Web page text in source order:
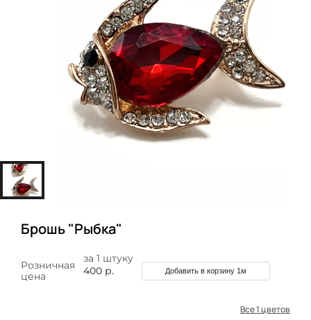
Брошь "Рыбка"
за 1 штуку
Розничная
цена
400 р. Добавить в корзину 1м
Все 1 цветов